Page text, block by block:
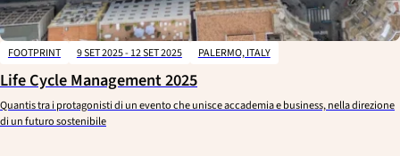
FOOTPRINT 9 SET 2025 - 12 SET 2025 PALERMO, ITALY
Life Cycle Management 2025
Quantis tra i protagonisti di un evento che unisce accademia e business, nella direzione
di un futuro sostenibile